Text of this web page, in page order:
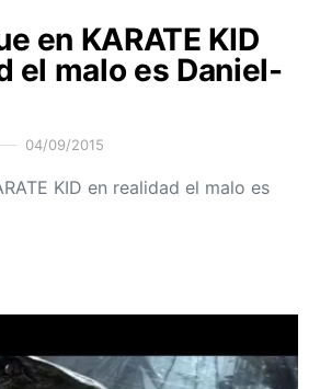
en KARATE KID
el malo es Daniel-
04/09/2015
KID en realidad el malo es